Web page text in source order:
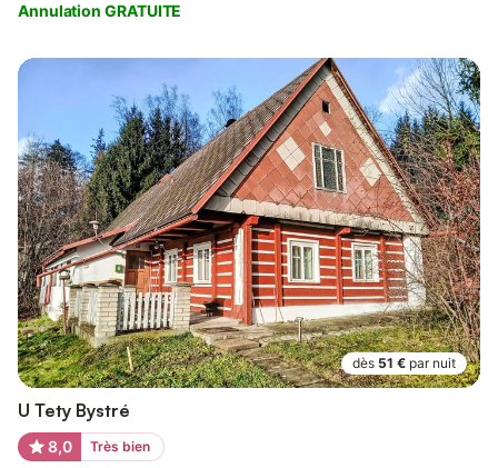
Annulation GRATUITE
dès 51 € par nuit
U Tety Bystré
8,0 Très bien